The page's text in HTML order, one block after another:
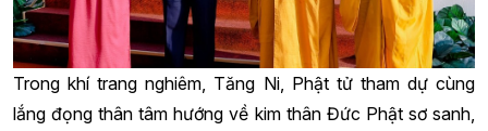
Trong khí trang nghiêm, Tăng Ni, Phật tử tham dự cùng
lắng đọng thân tâm hướng về kim thân Đức Phật sơ sanh,